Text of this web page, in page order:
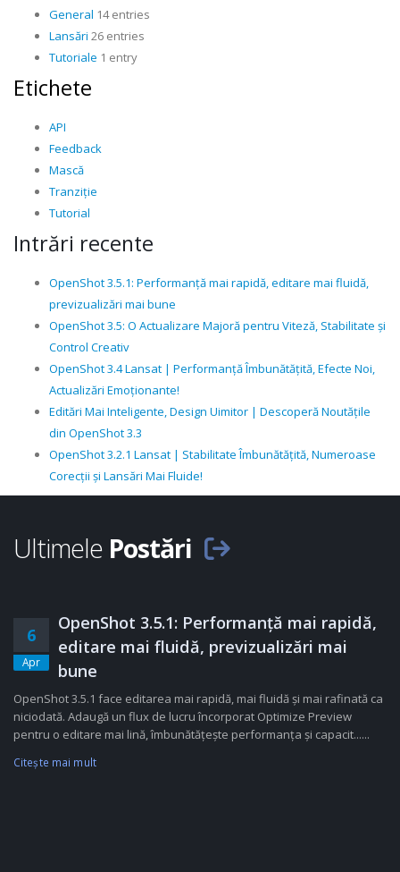
General 14 entries
Lansări 26 entries
Tutoriale 1 entry
Etichete
API
Feedback
Mască
Tranziție
Tutorial
Intrări recente
OpenShot 3.5.1: Performanță mai rapidă, editare mai fluidă,
previzualizări mai bune
OpenShot 3.5: O Actualizare Majoră pentru Viteză, Stabilitate și
Control Creativ
OpenShot 3.4 Lansat | Performanță Îmbunătățită, Efecte Noi,
Actualizări Emoționante!
Editări Mai Inteligente, Design Uimitor | Descoperă Noutățile
din OpenShot 3.3
OpenShot 3.2.1 Lansat | Stabilitate Îmbunătățită, Numeroase
Corecții și Lansări Mai Fluide!
Ultimele Postări
6
Apr
OpenShot 3.5.1: Performanță mai rapidă,
editare mai fluidă, previzualizări mai
bune
OpenShot 3.5.1 face editarea mai rapidă, mai fluidă și mai rafinată ca
niciodată. Adaugă un flux de lucru încorporat Optimize Preview
pentru o editare mai lină, îmbunătățește performanța și capacit......
Citeşte mai mult